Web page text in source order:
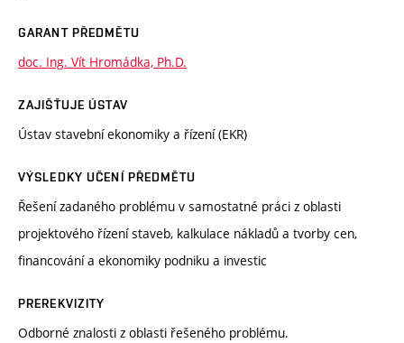
GARANT PŘEDMĚTU
doc. Ing. Vít Hromádka, Ph.D.
ZAJIŠŤUJE ÚSTAV
Ústav stavební ekonomiky a řízení (EKR)
VÝSLEDKY UČENÍ PŘEDMĚTU
Řešení zadaného problému v samostatné práci z oblasti
projektového řízení staveb, kalkulace nákladů a tvorby cen,
financování a ekonomiky podniku a investic
PREREKVIZITY
Odborné znalosti z oblasti řešeného problému.